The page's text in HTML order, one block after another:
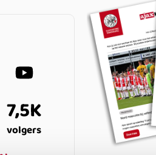
7,5K
volgers